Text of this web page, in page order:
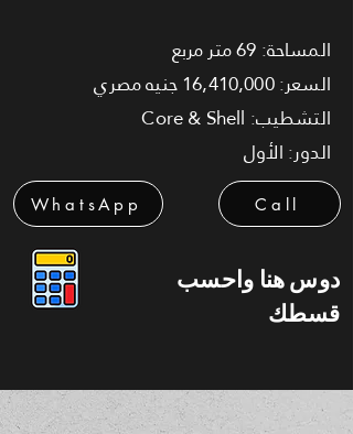
المساحة: 69 متر مربع
السعر: 16,410,000 جنيه مصري
التشطيب: Core & Shell
الدور: الأول
WhatsApp Call
دوس هنا واحسب
قسطك